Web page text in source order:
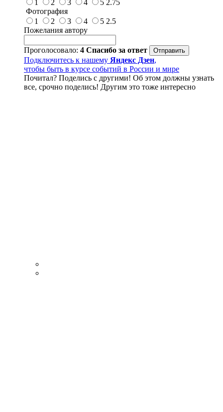
1 2 3 4 5 2.75
Фотография
1
2 3 4 5 2.5
Пожелания автору
Проголосовало: 4 Спасибо за ответ
Подключитесь к нашему Яндекс Дзен,
чтобы быть в курсе событий в России и мире
Почитал? Поделись с другими! Об этом должны узнать
все, срочно поделись! Другим это тоже интересно